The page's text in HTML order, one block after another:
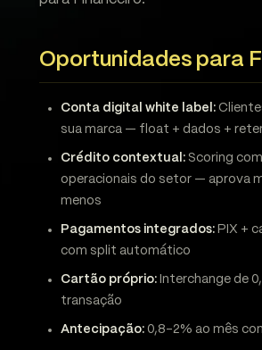
Oportunidades para
Conta digital white label:
sua marca — float + dados +
Crédito contextual: Scoring
operacionais do setor — aprova
menos
Pagamentos integrados: PIX +
com split automático
Cartão próprio: Interchange de
transação
Antecipação: 0,8-2% ao mês